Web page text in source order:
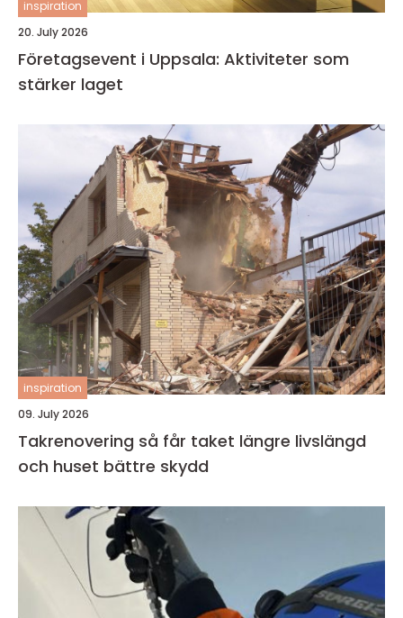
inspiration
20. July 2026
Företagsevent i Uppsala: Aktiviteter som
stärker laget
inspiration
09. July 2026
Takrenovering så får taket längre livslängd
och huset bättre skydd